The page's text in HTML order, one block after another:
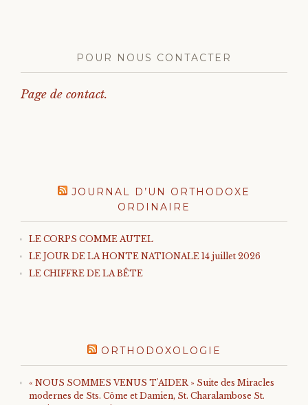
POUR NOUS CONTACTER
Page de contact.
JOURNAL D’UN ORTHODOXE
ORDINAIRE
LE CORPS COMME AUTEL
LE JOUR DE LA HONTE NATIONALE 14 juillet 2026
LE CHIFFRE DE LA BÊTE
ORTHODOXOLOGIE
« NOUS SOMMES VENUS T'AIDER » Suite des Miracles
modernes de Sts. Côme et Damien, St. Charalambose St.